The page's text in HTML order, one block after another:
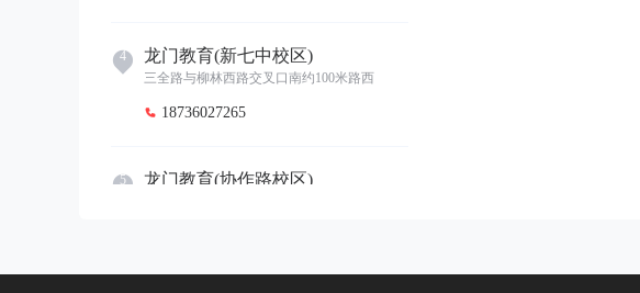
4 龙门教育(新七中校区)
三全路与柳林西路交叉口南约100米路西
 18736027265
5 龙门教育(协作路校区)